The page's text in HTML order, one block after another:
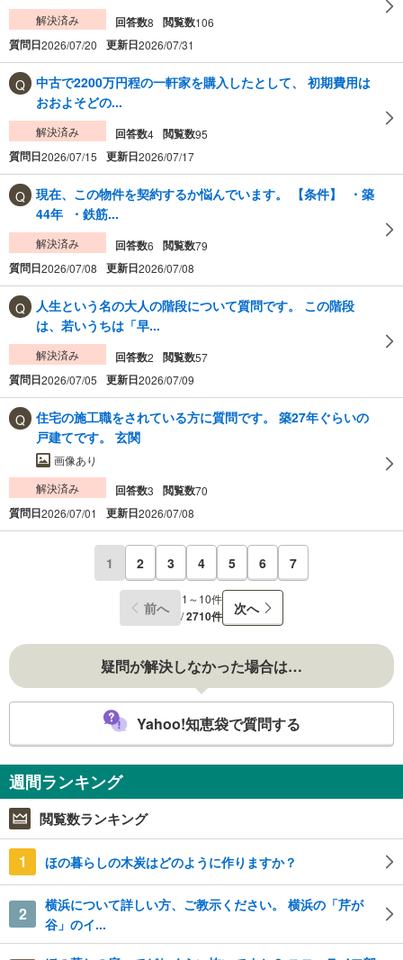
解決済み 回答数8 閲覧数106
質問日2026/07/20 更新日2026/07/31
中古で2200万円程の一軒家を購入したとして、 初期費用は
おおよそどの...
解決済み 回答数4 閲覧数95
質問日2026/07/15 更新日2026/07/17
現在、この物件を契約するか悩んでいます。 【条件】 ・築
44年 ・鉄筋...
解決済み 回答数6 閲覧数79
質問日2026/07/08 更新日2026/07/08
人生という名の大人の階段について質問です。 この階段
は、若いうちは「早...
解決済み 回答数2 閲覧数57
質問日2026/07/05 更新日2026/07/09
住宅の施工職をされている方に質問です。 築27年ぐらいの
戸建てです。 玄関
画像あり
解決済み
回答数3 閲覧数70
質問日2026/07/01 更新日2026/07/08
1 2 3 4 5 6 7
前へ
1～10件
/2710件 次へ
疑問が解決しなかった場合は…
Yahoo!知恵袋で質問する
週間ランキング
閲覧数ランキング
1 ほの暮らしの木炭はどのように作りますか？
2
横浜について詳しい方、ご教示ください。 横浜の「芹が
谷」のイ...